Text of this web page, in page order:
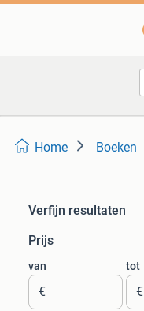
Home Boeken
Verfijn resultaten
Prijs
van
€
tot
€